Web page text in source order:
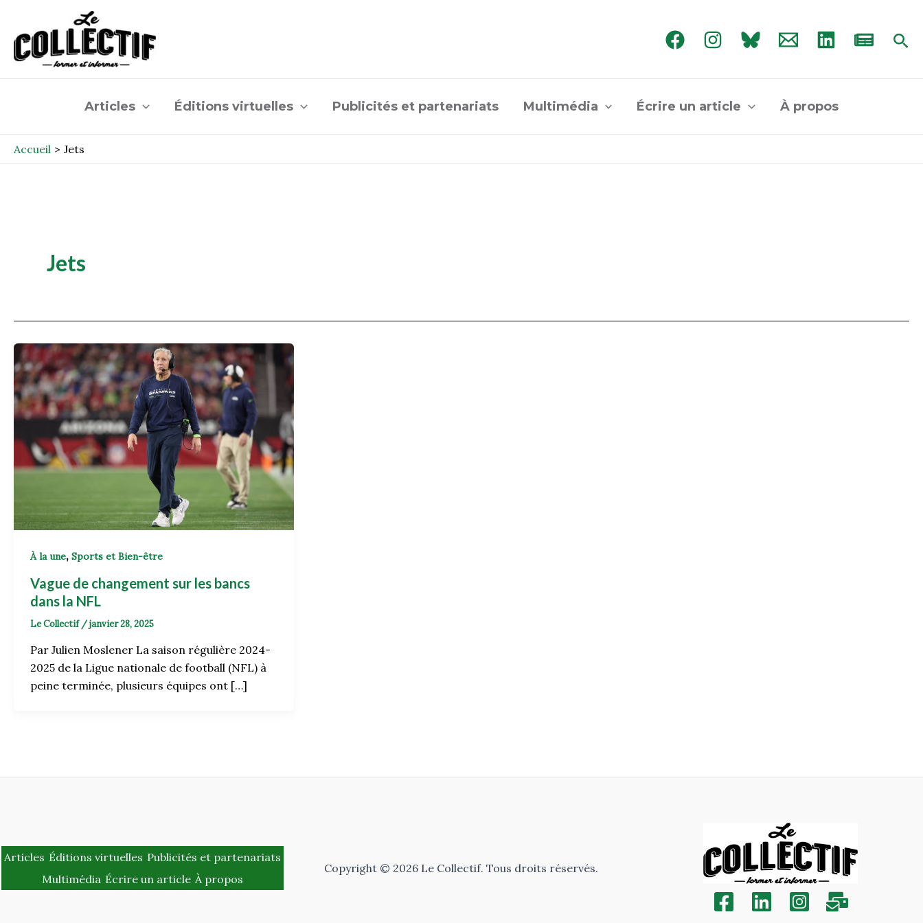
contenu
Articles Éditions virtuelles Publicités et partenariats Multimédia Écrire un article À propos
Accueil Jets
Jets
À la une, Sports et Bien-être
Vague de changement sur les bancs
dans la NFL
Le Collectif /janvier 28, 2025
Par Julien Moslener La saison régulière 2024-
2025 de la Ligue nationale de football (NFL) à
peine terminée, plusieurs équipes ont […]
Articles Éditions virtuelles Publicités et partenariats
Multimédia Écrire un article À propos
Copyright © 2026 Le Collectif. Tous droits réservés.